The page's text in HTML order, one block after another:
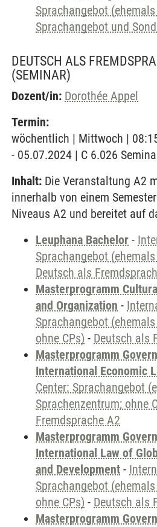
Sprachangebot
Sprachangebot und
DEUTSCH ALS
(SEMINAR)
Dozent/in: Dorothée Appel
Termin:
wöchentlich | Mittwoch |
- 05.07.2024 | C 6.026
Inhalt: Die Veranstaltung A2
innerhalb von einem
Niveaus A2 und bereitet auf
Leuphana Bachelor -
Sprachangebot
Deutsch als
Masterprogramm
and Organization -
Sprachangebot
ohne CPs) - Deutsch als
Masterprogramm
International Economic
Center: Sprachangebot
Sprachenzentrum; ohne
Fremdsprache A2
Masterprogramm
International Law of
and Development -
Sprachangebot
ohne CPs) - Deutsch als
Masterprogramm